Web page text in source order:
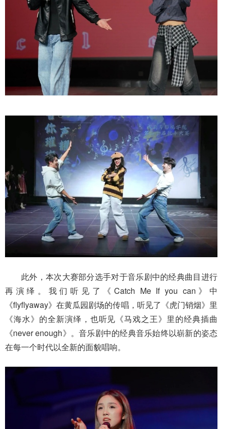
此外，本次大赛部分选手对于音乐剧中的经典曲目进行
再演绎。我们听见了《Catch Me If you can》中
《flyflyaway》在黄瓜园剧场的传唱，听见了《虎门销烟》里
《海水》的全新演绎，也听见《马戏之王》里的经典插曲
《never enough》。音乐剧中的经典音乐始终以崭新的姿态
在每一个时代以全新的面貌唱响。